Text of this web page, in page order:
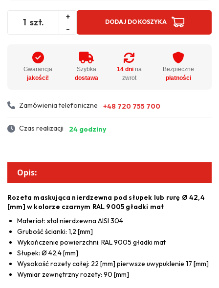
szt.
+
-
DODAJ DO KOSZYKA
Gwarancja
jakości!
Szybka
dostawa
14 dnina
zwrot
Bezpieczne
płatności
Zamówienia telefoniczne +48 720 755 700
Czas realizacji 24 godziny
Opis:
Rozeta maskująca nierdzewna pod słupek lub rurę Ø 42,4
[mm] w kolorze czarnym RAL 9005 gładki mat
Materiał: stal nierdzewna AISI 304
Grubość ścianki: 1,2 [mm]
Wykończenie powierzchni: RAL 9005 gładki mat
Słupek: Ø 42,4 [mm]
Wysokość rozety całej: 22 [mm] pierwsze uwypuklenie 17 [mm]
Wymiar zewnętrzny rozety: 90 [mm]